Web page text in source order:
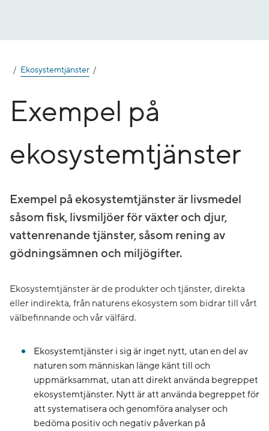
Ekosystemtjänster
Exempel på
ekosystemtjänster
Exempel på ekosystemtjänster är livsmedel
såsom fisk, livsmiljöer för växter och djur,
vattenrenande tjänster, såsom rening av
gödningsämnen och miljögifter.
Ekosystemtjänster är de produkter och tjänster, direkta
eller indirekta, från naturens ekosystem som bidrar till vårt
välbefinnande och vår välfärd.
Ekosystemtjänster i sig är inget nytt, utan en del av
naturen som människan länge känt till och
uppmärksammat, utan att direkt använda begreppet
ekosystemtjänster. Nytt är att använda begreppet för
att systematisera och genomföra analyser och
bedöma positiv och negativ påverkan på